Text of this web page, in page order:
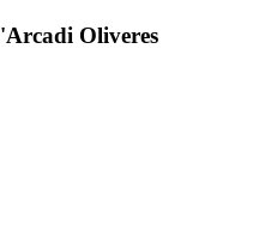
Oliveres